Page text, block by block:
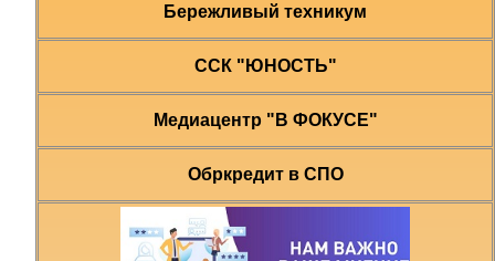
Бережливый техникум
ССК "ЮНОСТЬ"
Медиацентр "В ФОКУСЕ"
Обркредит в СПО